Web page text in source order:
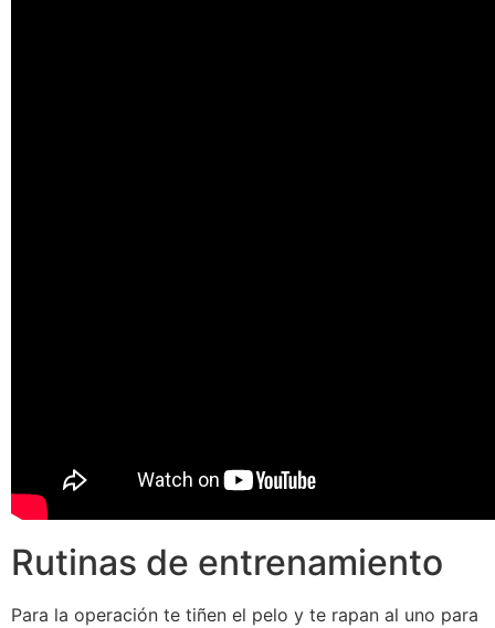
Rutinas de entrenamiento
Para la operación te tiñen el pelo y te rapan al uno para